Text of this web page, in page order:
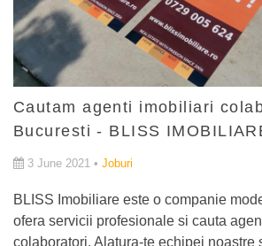
Cautam agenti imobiliari
Bucuresti - BLISS
3 June 2021 • Joburi
BLISS Imobiliare este o companie
ofera servicii profesionale si cauta
colaboratori. Alatura-te echipei noastre